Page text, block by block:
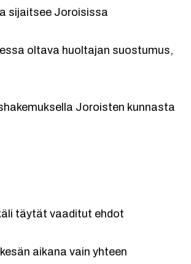
sijaitsee Joroisissa
oltava huoltajan suostumus,
Joroisten kunnasta
täytät vaaditut ehdot
aikana vain yhteen